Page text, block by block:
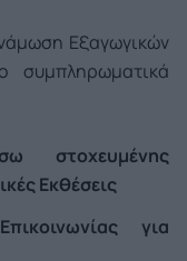
Εξαγωγικών
συμπληρωματικά
στοχευμένης
Εκθέσεις
για